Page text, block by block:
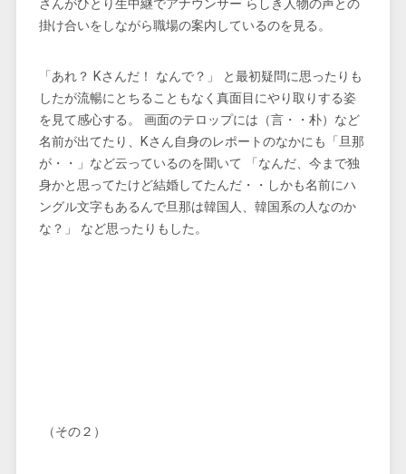
さんがひとり生中継でアナウンサー らしき人物の声との
掛け合いをしながら職場の案内しているのを見る。
「あれ？ Kさんだ！ なんで？」 と最初疑問に思ったりも
したが流暢にとちることもなく真面目にやり取りする姿
を見て感心する。 画面のテロップには（言・・朴）など
名前が出てたり、Kさん自身のレポートのなかにも「旦那
が・・」など云っているのを聞いて 「なんだ、今まで独
身かと思ってたけど結婚してたんだ・・しかも名前にハ
ングル文字もあるんで旦那は韓国人、韓国系の人なのか
な？」 など思ったりもした。
（その２）